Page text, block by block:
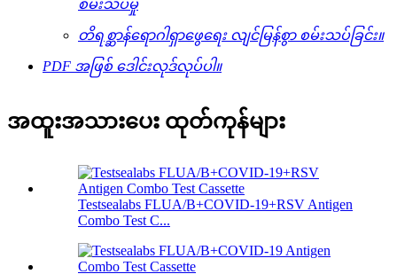
စမ်းသပ်မှု
တိရစ္ဆာန်ရောဂါရှာဖွေရေး လျင်မြန်စွာ စမ်းသပ်ခြင်း။
PDF အဖြစ် ဒေါင်းလုဒ်လုပ်ပါ။
အထူးအသားပေး ထုတ်ကုန်များ
Testsealabs FLUA/B+COVID-19+RSV Antigen
Combo Test C...